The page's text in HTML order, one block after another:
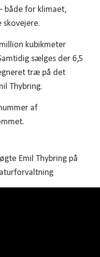
både for klimaet,
skovejere.
kubikmeter
sælges der 6,5
træ på det
Thybring.
af
Emil Thybring på